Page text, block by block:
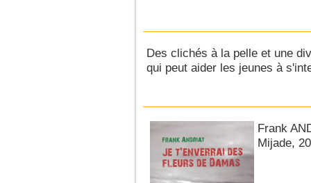
Des clichés à la pelle et une
qui peut aider les jeunes à
Frank
Mijade,